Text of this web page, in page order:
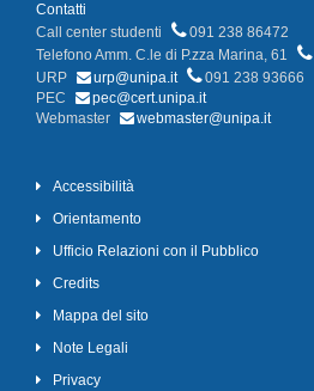
Contatti
Call center studenti
091 238 86472
Telefono Amm. C.le di P.zza Marina, 61
URP
urp@unipa.it
091 238 93666
PEC
pec@cert.unipa.it
Webmaster
webmaster@unipa.it
Accessibilità
Orientamento
Ufficio Relazioni con il Pubblico
Credits
Mappa del sito
Note Legali
Privacy